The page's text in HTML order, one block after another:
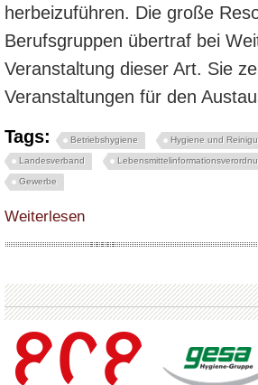
herbeizuführen. Die große
Berufsgruppen übertraf bei
Veranstaltung dieser Art. Sie
Veranstaltungen für den
Tags:
Betriebshygiene Hygiene und
Landesverband
Gewerbe
Weiterlesen